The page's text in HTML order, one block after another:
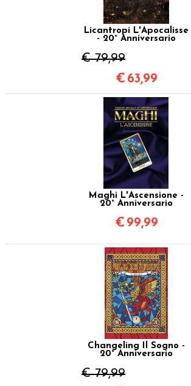
Licantropi L'Apocalisse
- 20° Anniversario
€ 79,99
€ 63,99
Maghi L'Ascensione -
20° Anniversario
€ 99,99
Changeling Il Sogno -
20° Anniversario
€ 79,99